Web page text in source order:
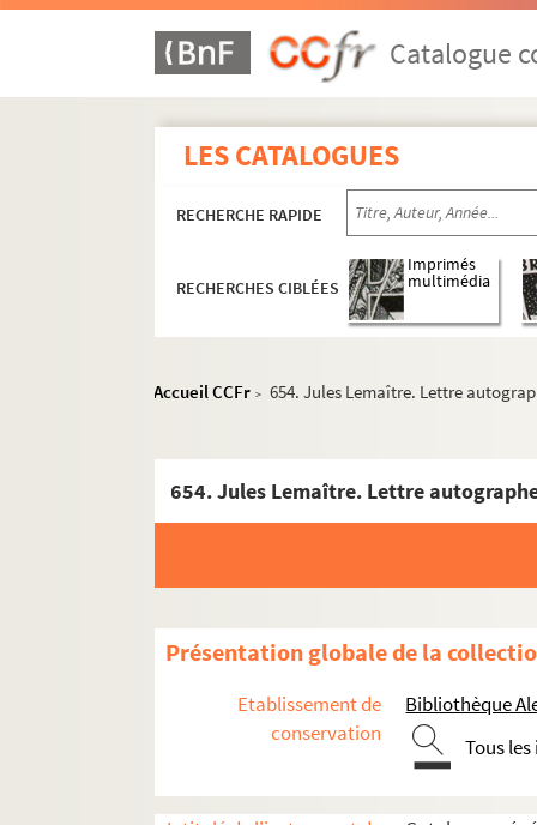
Catalogue
LES CATALOGUES
RECHERCHE RAPIDE
RECHERCHES CIBLÉES
Imprimés
multimédia
Accueil CCFr > 654. Jules Lemaître. Lettre
Présentation globale de la
Etablissement de
conservation
Bibliothèque
Tous